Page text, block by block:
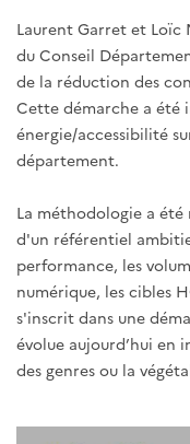
Laurent Garret et
du Conseil
de la réduction des
Cette démarche a été
énergie/accessibilité
département.
La méthodologie a
d'un référentiel
performance, les
numérique, les cibles
s'inscrit dans une
évolue aujourd’hui en
des genres ou la